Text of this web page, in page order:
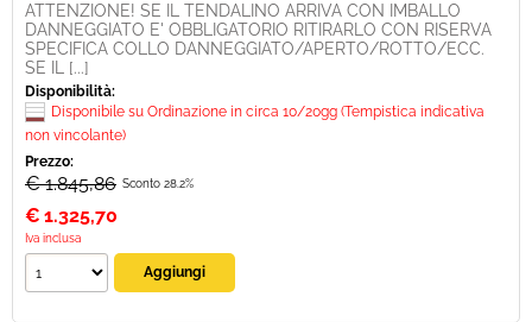
ATTENZIONE! SE IL TENDALINO ARRIVA CON IMBALLO
DANNEGGIATO E' OBBLIGATORIO RITIRARLO CON RISERVA
SPECIFICA COLLO DANNEGGIATO/APERTO/ROTTO/ECC.
SE IL [...]
Disponibilità:
Disponibile su Ordinazione in circa 10/20gg (Tempistica indicativa
non vincolante)
Prezzo:
€ 1.845,86 Sconto 28.2%
€ 1.325,70
Iva inclusa